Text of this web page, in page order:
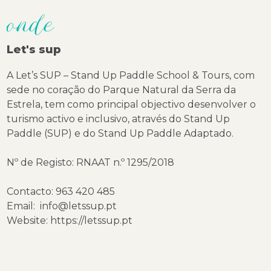
onde
Let's sup
A Let’s SUP – Stand Up Paddle School & Tours, com
sede no coração do Parque Natural da Serra da
Estrela, tem como principal objectivo desenvolver o
turismo activo e inclusivo, através do Stand Up
Paddle (SUP) e do Stand Up Paddle Adaptado.
Nº de Registo: RNAAT n.º 1295/2018
Contacto: 963 420 485
Email:info@letssup.pt
Website: https://letssup.pt